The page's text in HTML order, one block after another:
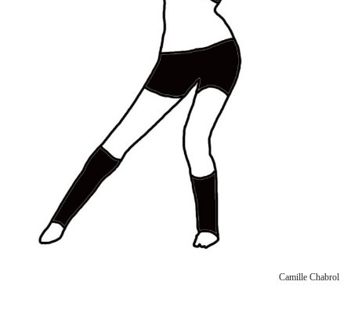
Camille Chabrol